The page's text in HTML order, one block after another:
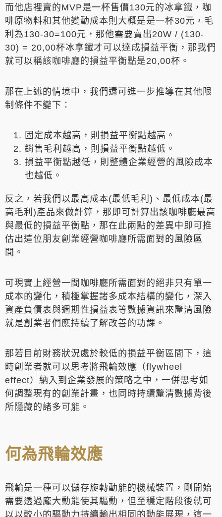
而他店裡賣的MVP是一杯售價130元的冰拿鐵，咖
啡原物料和其他變動成本則大概是是一杯30元，毛
利為130-30=100元，那他需要賣出20W / (130-
30) = 20,00杯冰拿鐵才可以達成損益平衡，那我們
就可以稱該咖啡廳的損益平衡點是20,00杯。
那在上述的情境中，我們還可進一步推導在其他限
制條件不變下：
固定成本越高，則損益平衡點越高。
銷售毛利越高，則損益平衡點越低。
損益平衡點越低，則整體企業經營的風險成本
也越低。
反之，若我們以最高成本(最低毛利)、最低成本(最
高毛利)產品來做計算，那即可計算出該咖啡廳最高
與最低的損益平衡點，那在此兩點的差異中即可推
估出這位朋友創業經營咖啡廳所需面對的風險區
間。
可現實上經營一間咖啡廳所需面對的絕非只有單一
成本的變化，積極掌握諸多成本結構的變化，深入
資產負債表與週期性損益表等數據資訊來釐清風險
就是創業者們應持續了解改善的功課。
那若目前財務狀況處於較低的損益平衡區間下，這
時創業者就可以思考將飛輪效應（flywheel
effect）納入到企業發展的策略之中，一併思考如
何調整現有的創業計畫，也同時持續釐清數據背後
所隱藏的諸多可能。
何為飛輪效應
飛輪是一種可以儲存旋轉動能的機械裝置，剛開始
需要透過龐大動能使其驅動，但至穩定階段後就可
以以較小的驅動力持續輸出相同的動能展現，這一